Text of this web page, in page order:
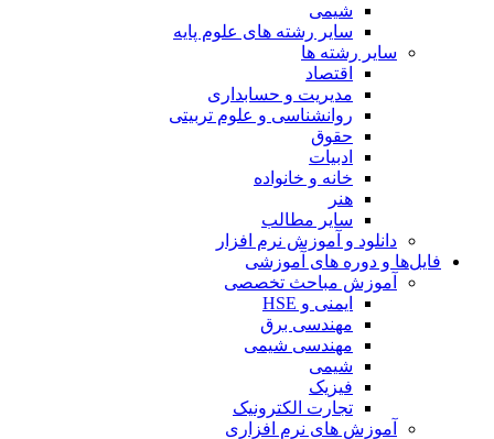
شیمی
سایر رشته های علوم پایه
سایر رشته ها
اقتصاد
مدیریت و حسابداری
روانشناسی و علوم تربیتی
حقوق
ادبیات
خانه و خانواده
هنر
سایر مطالب
دانلود و آموزش نرم افزار
فایل‌ها و دوره های آموزشی
آموزش مباحث تخصصی
ایمنی و HSE
مهندسی برق
مهندسی شیمی
شیمی
فیزیک
تجارت الکترونیک
آموزش های نرم افزاری